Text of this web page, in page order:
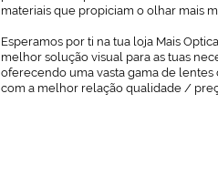
materiais que propiciam o olhar mais
Esperamos por ti na tua loja Mais
melhor solução visual para as tuas
oferecendo uma vasta gama de
com a melhor relação qualidade /